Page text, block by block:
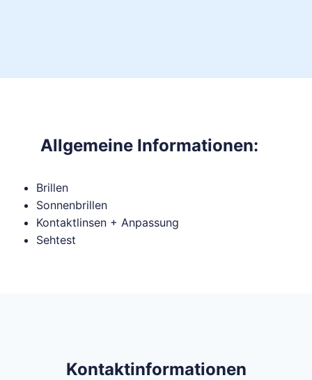
Allgemeine Informationen:
Brillen
Sonnenbrillen
Kontaktlinsen + Anpassung
Sehtest
Kontaktinformationen